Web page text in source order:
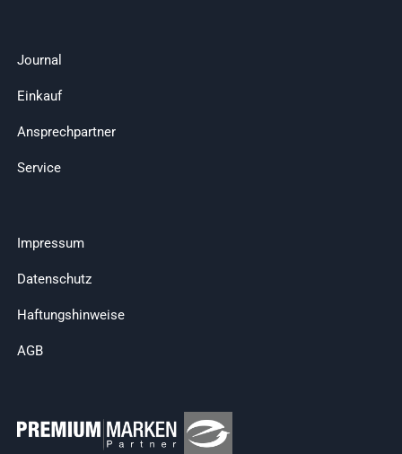
Journal
Einkauf
Ansprechpartner
Service
Impressum
Datenschutz
Haftungshinweise
AGB